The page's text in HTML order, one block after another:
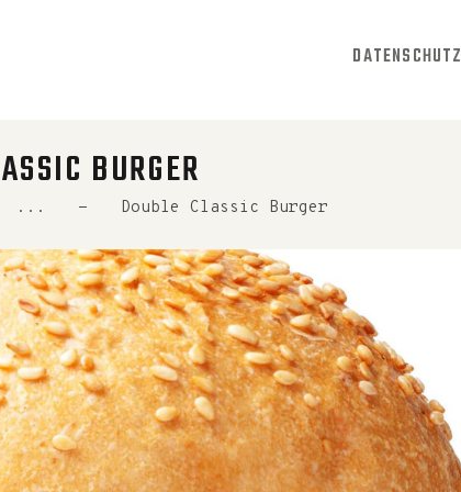
DATENSCHUTZ
BURGER
... Double Classic Burger